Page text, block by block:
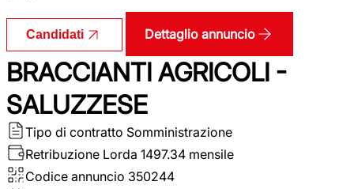
Candidati Dettaglio annuncio
BRACCIANTI AGRICOLI -
SALUZZESE
Tipo di contratto Somministrazione
Retribuzione Lorda 1497.34 mensile
Codice annuncio 350244